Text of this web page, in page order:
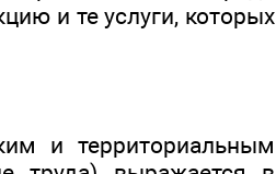
и те услуги, которых
и территориальным